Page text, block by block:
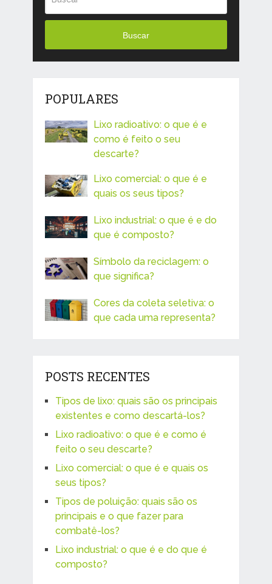
Buscar
POPULARES
Lixo radioativo: o que é e
como é feito o seu
descarte?
Lixo comercial: o que é e
quais os seus tipos?
Lixo industrial: o que é e do
que é composto?
Símbolo da reciclagem: o
que significa?
Cores da coleta seletiva: o
que cada uma representa?
POSTS RECENTES
Tipos de lixo: quais são os principais
existentes e como descartá-los?
Lixo radioativo: o que é e como é
feito o seu descarte?
Lixo comercial: o que é e quais os
seus tipos?
Tipos de poluição: quais são os
principais e o que fazer para
combatê-los?
Lixo industrial: o que é e do que é
composto?